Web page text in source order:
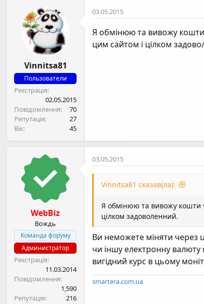
Vinnitsa81
Пользователи
Реєстрація
02.05.2015
Повідомлення
70
Репутація
27
Вік
45
03.05.2015
Я обмінюю та вивожу кошти
цим сайтом і цілком
WebBiz
Вождь
Команда форуму
Администратор
Реєстрація
11.03.2014
Повідомлення
1,590
Репутація
216
03.05.2015
Vinnitsa81 сказав(ла):
Я обмінюю та вивожу кошти
цілком задоволенний.
Ви неможете міняти через
чи іншу електронну валюту
вигідний курс в цьому
smartera.com.ua